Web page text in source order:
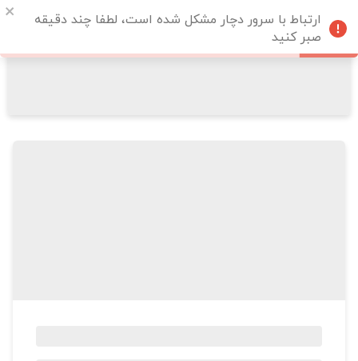
ارتباط با سرور دچار مشکل شده است، لطفا چند دقیقه
صبر کنید